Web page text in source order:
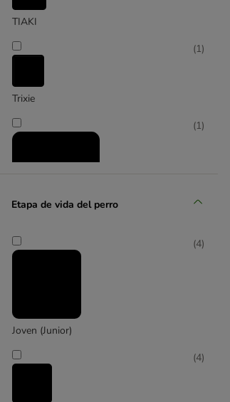
Para ir en bicicleta
Bolsas para premios
Dummies y señuelos
TIAKI
Trixie
(1)
(1)
Etapa de vida del perro
Joven (Junior)
(4)
(4)